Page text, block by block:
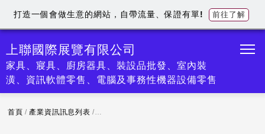
上聯國際展覽有限公司
家具、寢具、廚房器具、裝設品批發、室內裝
潢、資訊軟體零售、電腦及事務性機器設備零售
首頁 / 產業資訊訊息列表 / 春節用藥不中斷！卓揆年初一訪視社區藥局 肯定
打造一個會做生意的網站，自帶流量、保證有單! 前往了解